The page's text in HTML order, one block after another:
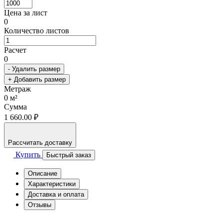
Цена за лист
0
Количество листов
Расчет
0
- Удалить размер
+ Добавить размер
Метраж
0 м²
Сумма
1 660.00 ₽
Рассчитать доставку
Купить Быстрый заказ
Описание
Характеристики
Доставка и оплата
Отзывы